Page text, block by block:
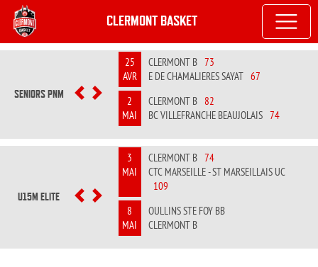
CLERMONT BASKET
SENIORS PNM PREVIOUS
NEXT
25
AVR
CLERMONT B 73
E DE CHAMALIERES SAYAT 67
2
MAI
CLERMONT B 82
BC VILLEFRANCHE BEAUJOLAIS 74
U15M ELITE PREVIOUS
NEXT
3
MAI
CLERMONT B 74
CTC MARSEILLE - ST MARSEILLAIS UC
109
8
MAI
OULLINS STE FOY BB
CLERMONT B